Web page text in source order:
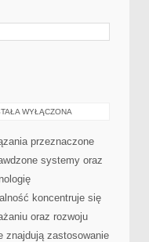
WYŁĄCZONA
przeznaczone
systemy oraz
koncentruje się
oraz rozwoju
znajdują zastosowanie